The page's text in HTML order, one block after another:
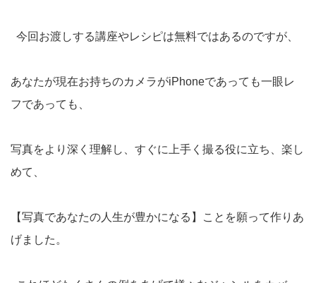
今回お渡しする講座やレシピは無料ではあるのですが、
あなたが現在お持ちのカメラがiPhoneであっても一眼レ
フであっても、
写真をより深く理解し、すぐに上手く撮る役に立ち、楽し
めて、
【写真であなたの人生が豊かになる】ことを願って作りあ
げました。